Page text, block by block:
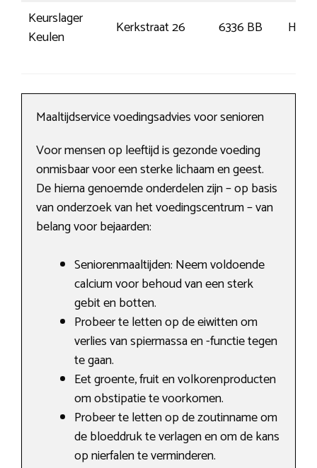
Keurslager
Keulen
Kerkstraat 26 6336 BB
Maaltijdservice voedingsadvies voor senioren
Voor mensen op leeftijd is gezonde voeding
onmisbaar voor een sterke lichaam en geest.
De hierna genoemde onderdelen zijn – op basis
van onderzoek van het voedingscentrum – van
belang voor bejaarden:
Seniorenmaaltijden: Neem voldoende
calcium voor behoud van een sterk
gebit en botten.
Probeer te letten op de eiwitten om
verlies van spiermassa en -functie tegen
te gaan.
Eet groente, fruit en volkorenproducten
om obstipatie te voorkomen.
Probeer te letten op de zoutinname om
de bloeddruk te verlagen en om de kans
op nierfalen te verminderen.